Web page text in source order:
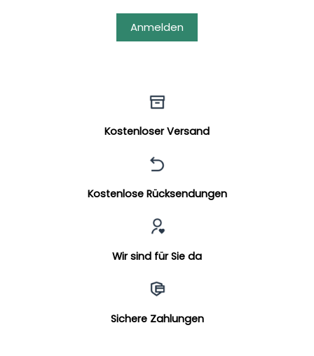
Anmelden
Kostenloser Versand
Kostenlose Rücksendungen
Wir sind für Sie da
Sichere Zahlungen